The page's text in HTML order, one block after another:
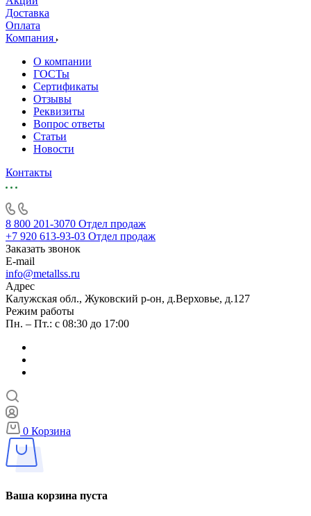
Доставка
Оплата
Компания
О компании
ГОСТы
Сертификаты
Отзывы
Реквизиты
Вопрос ответы
Статьи
Новости
Контакты
8 800 201-3070 Отдел продаж
+7 920 613-93-03 Отдел продаж
Заказать звонок
E-mail
info@metallss.ru
Адрес
Калужская обл., Жуковский р-он, д.Верховье, д.127
Режим работы
Пн. – Пт.: с 08:30 до 17:00
0 Корзина
Ваша корзина пуста